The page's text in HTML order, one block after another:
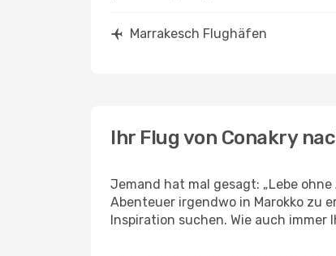
Marrakesch Flughäfen
Ihr Flug von Conakry
Jemand hat mal gesagt: „Lebe
Abenteuer irgendwo in Marokko zu
Inspiration suchen. Wie auch